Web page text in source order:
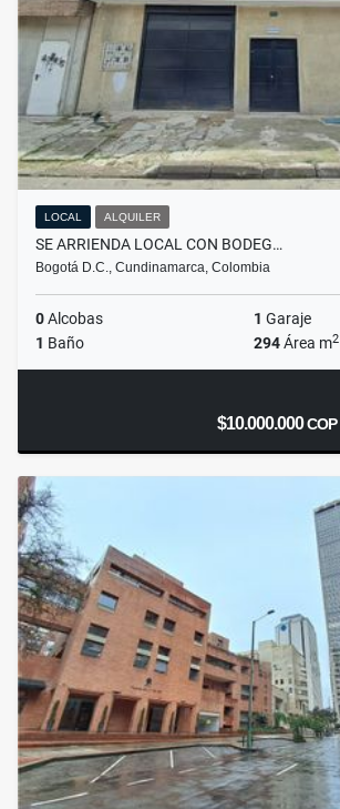
LOCAL ALQUILER
SE ARRIENDA LOCAL CON BODEG…
Bogotá D.C., Cundinamarca, Colombia
0Alcobas 1 Garaje
1 Baño 294Área m2
$10.000.000COP